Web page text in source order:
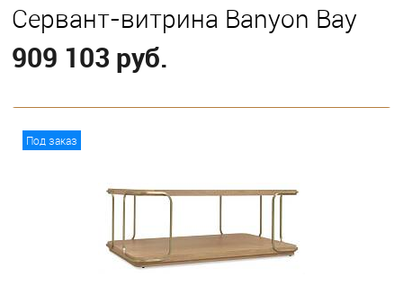
Сервант-витрина Banyon Bay
909 103 руб.
Под заказ